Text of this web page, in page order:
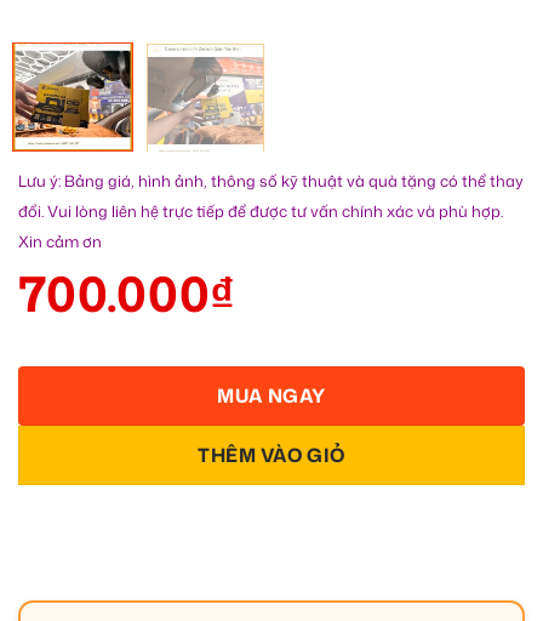
Lưu ý: Bảng giá, hình ảnh, thông số kỹ thuật và quà tặng có thể thay
đổi. Vui lòng liên hệ trực tiếp để được tư vấn chính xác và phù hợp.
Xin cảm ơn
700.000₫
THÊM VÀO GIỎ
MUA NGAY